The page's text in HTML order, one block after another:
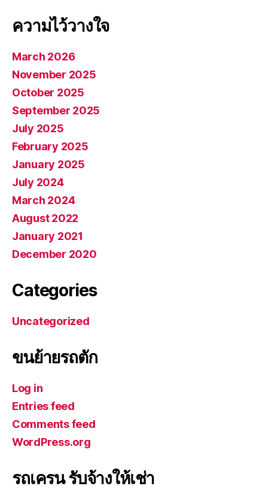
ความไว้วางใจ
March 2026
November 2025
October 2025
September 2025
July 2025
February 2025
January 2025
July 2024
March 2024
August 2022
January 2021
December 2020
Categories
Uncategorized
ขนย้ายรถตัก
Log in
Entries feed
Comments feed
WordPress.org
รถเครน รับจ้างให้เช่า